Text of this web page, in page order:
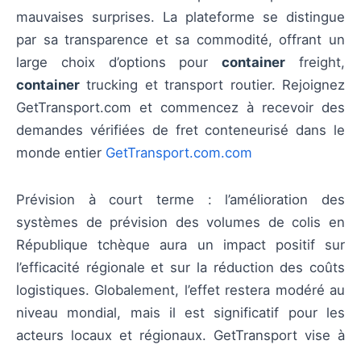
mauvaises surprises. La plateforme se distingue
par sa transparence et sa commodité, offrant un
large choix d’options pourcontainer freight,
container trucking et transport routier. Rejoignez
GetTransport.com et commencez à recevoir des
demandes vérifiées de fret conteneurisé dans le
monde entier GetTransport.com.com
Prévision à court terme : l’amélioration des
systèmes de prévision des volumes de colis en
République tchèque aura un impact positif sur
l’efficacité régionale et sur la réduction des coûts
logistiques. Globalement, l’effet restera modéré au
niveau mondial, mais il est significatif pour les
acteurs locaux et régionaux. GetTransport vise à